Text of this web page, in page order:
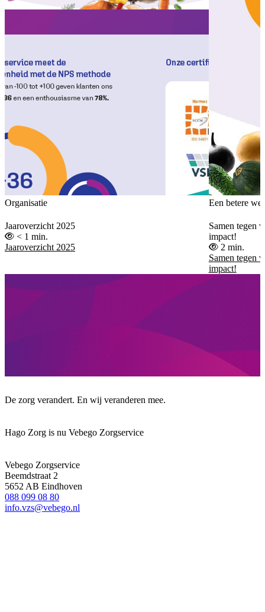
Organisatie
Jaaroverzicht 2025
< 1 min.
Jaaroverzicht 2025
Een betere
Samen tegen
impact!
2 min.
Samen tegen
impact!
De zorg verandert. En wij veranderen mee.
Hago Zorg is nu Vebego Zorgservice
Vebego Zorgservice
Beemdstraat 2
5652 AB Eindhoven
088 099 08 80
info.vzs@vebego.nl